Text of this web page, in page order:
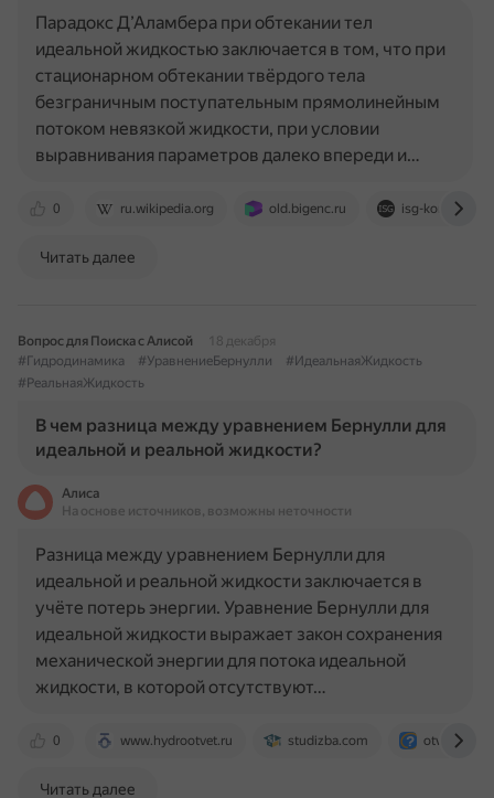
0 ru.wikipedia.org old.bigenc.ru isg-konf.com
Парадокс Д’Аламбера при обтекании тел
идеальной жидкостью заключается в том, что при
стационарном обтекании твёрдого тела
безграничным поступательным прямолинейным
потоком невязкой жидкости, при условии
выравнивания параметров далеко впереди и…
Читать далее
Вопрос для Поиска с Алисой
18 декабря
#Гидродинамика
#УравнениеБернулли
#ИдеальнаяЖидкость
#РеальнаяЖидкость
В чем разница между уравнением Бернулли для
идеальной и реальной жидкости?
Алиса
На основе источников, возможны неточности
0 www.hydrootvet.ru studizba.com
Разница между уравнением Бернулли для
идеальной и реальной жидкости заключается в
учёте потерь энергии. Уравнение Бернулли для
идеальной жидкости выражает закон сохранения
механической энергии для потока идеальной
жидкости, в которой отсутствуют…
Читать далее